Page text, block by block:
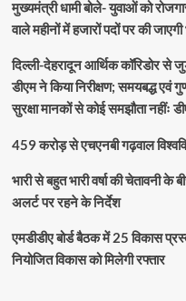
मुख्यमंत्री धामी बोले- युवाओं को
वाले महीनों में हजारों पदों पर की जाएगी
दिल्ली-देहरादून आर्थिक कॉरिडोर से
डीएम ने किया निरीक्षण; समयबद्ध एवं
सुरक्षा मानकों से कोई समझौता नहींः
459 करोड़ से एचएनबी गढ़वाल
भारी से बहुत भारी वर्षा की चेतावनी के
अलर्ट पर रहने के निर्देश
एमडीडीए बोर्ड बैठक में 25 विकास
नियोजित विकास को मिलेगी रफ्तार